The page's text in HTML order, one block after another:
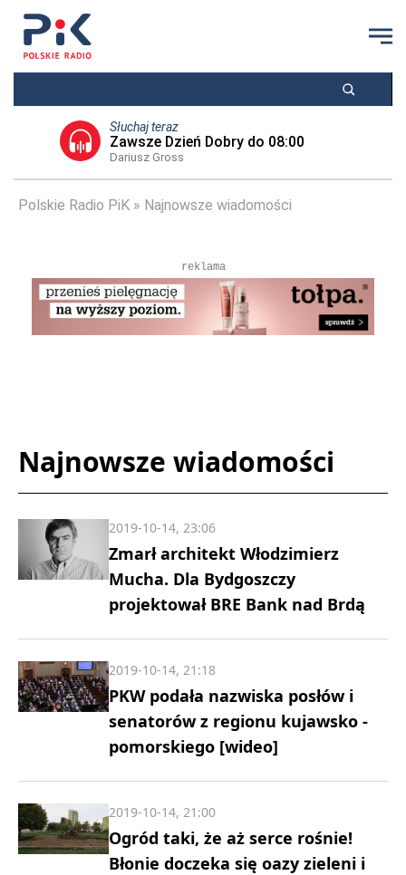
Słuchaj teraz
Zawsze Dzień Dobry do 08:00
Dariusz Gross
Polskie Radio PiK Najnowsze wiadomości
reklama
Najnowsze wiadomości
Zmarł architekt Włodzimierz
Mucha. Dla Bydgoszczy
projektował BRE Bank nad Brdą
2019-10-14, 23:06
PKW podała nazwiska posłów i
senatorów z regionu kujawsko -
pomorskiego [wideo]
2019-10-14, 21:18
Ogród taki, że aż serce rośnie!
Błonie doczeka się oazy zieleni i
2019-10-14, 21:00